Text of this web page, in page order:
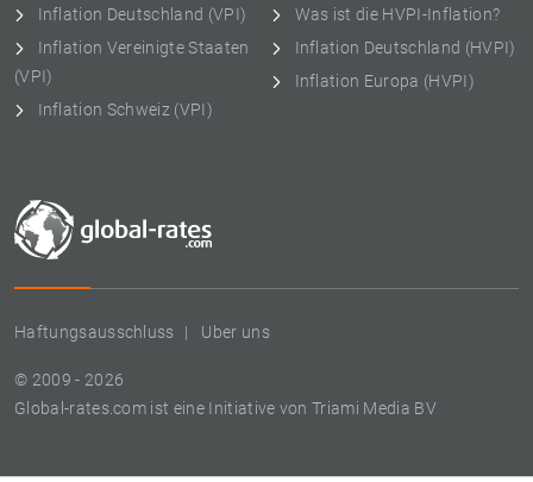
Haftungsausschluss Uber uns
© 2009 - 2026
Global-rates.com ist eine Initiative von Triami Media BV
Inflation Deutschland (VPI)
Inflation Vereinigte Staaten
(VPI)
Inflation Schweiz (VPI)
Was ist die HVPI-Inflation?
Inflation Deutschland (HVPI)
Inflation Europa (HVPI)